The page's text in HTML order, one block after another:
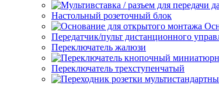
Настольный розеточный блок
Передатчик/пульт дистанционного
Переключатель жалюзи
Переключатель трехступенчатый